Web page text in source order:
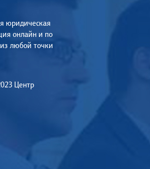
юридическая
онлайн и по
любой точки
Центр